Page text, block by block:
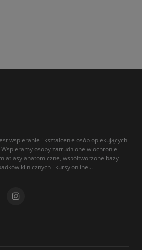
wspieranie i kształcenie osób opiekujących
osoby zatrudnione w ochronie
atlasy anatomiczne, współtworzone bazy
klinicznych i kursy online...